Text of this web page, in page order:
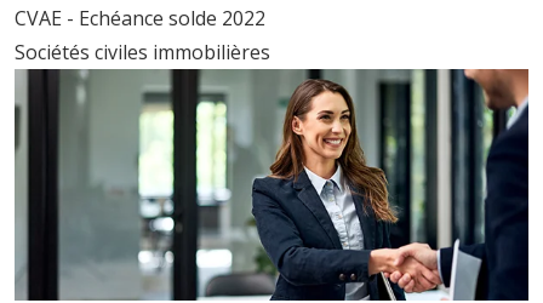
CVAE - Echéance solde 2022
Sociétés civiles immobilières